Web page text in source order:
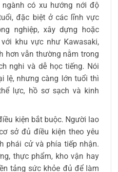
có xu hướng nới độ
đặc biệt ở các lĩnh vực
nghiệp, xây dựng hoặc
khu vực như Kawasaki,
hơn vẫn thường nằm trong
nghi và dễ học tiếng. Nói
lệ, nhưng càng lớn tuổi thì
lực, hồ sơ sạch và kinh
kiện bắt buộc. Người lao
sở đủ điều kiện theo yêu
phái cử và phía tiếp nhận.
thực phẩm, kho vận hay
tảng sức khỏe đủ để làm